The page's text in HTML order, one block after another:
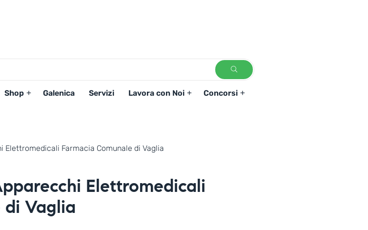
Shop Galenica Servizi Lavora con Noi Concorsi
Elettromedicali Farmacia Comunale di Vaglia
Elettromedicali
di Vaglia